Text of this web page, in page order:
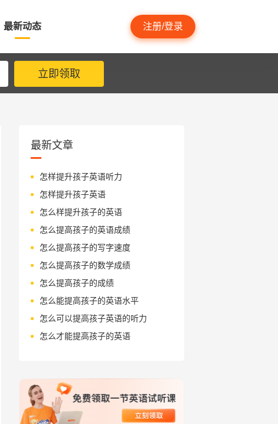
最新动态 注册/登录
立即领取
最新文章
怎样提升孩子英语听力
怎样提升孩子英语
怎么样提升孩子的英语
怎么提高孩子的英语成绩
怎么提高孩子的写字速度
怎么提高孩子的数学成绩
怎么提高孩子的成绩
怎么能提高孩子的英语水平
怎么可以提高孩子英语的听力
怎么才能提高孩子的英语